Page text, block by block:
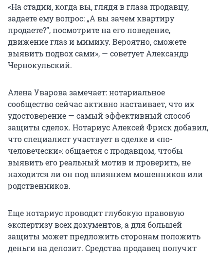
«На стадии, когда вы, глядя в глаза продавцу,
задаете ему вопрос: „А вы зачем квартиру
продаете?“, посмотрите на его поведение,
движение глаз и мимику. Вероятно, сможете
выявить подвох сами», — советует Александр
Чернокульский.
Алена Уварова замечает: нотариальное
сообщество сейчас активно настаивает, что их
удостоверение — самый эффективный способ
защиты сделок. Нотариус Алексей Фриск добавил,
что специалист участвует в сделке и «по-
человечески»: общается с продавцом, чтобы
выявить его реальный мотив и проверить, не
находится ли он под влиянием мошенников или
родственников.
Еще нотариус проводит глубокую правовую
экспертизу всех документов, а для большей
защиты может предложить сторонам положить
деньги на депозит. Средства продавец получит